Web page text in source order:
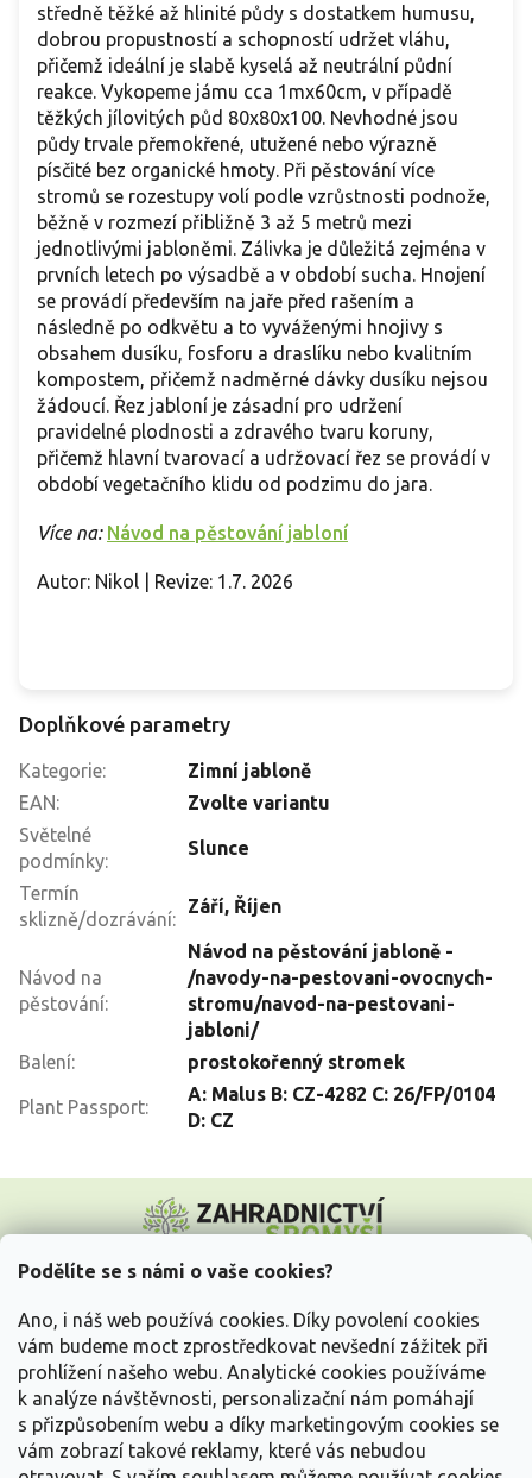
Podělíte se s námi o vaše cookies?
Ano, i náš web používá cookies. Díky povolení cookies
vám budeme moct zprostředkovat nevšední zážitek při
prohlížení našeho webu. Analytické cookies používáme
k analýze návštěvnosti, personalizační nám pomáhají
s přizpůsobením webu a díky marketingovým cookies se
vám zobrazí takové reklamy, které vás nebudou
středně těžké až hlinité půdy s dostatkem humusu,
dobrou propustností a schopností udržet vláhu,
přičemž ideální je slabě kyselá až neutrální půdní
reakce. Vykopeme jámu cca 1mx60cm, v případě
těžkých jílovitých půd 80x80x100. Nevhodné jsou
půdy trvale přemokřené, utužené nebo výrazně
písčité bez organické hmoty. Při pěstování více
stromů se rozestupy volí podle vzrůstnosti podnože,
běžně v rozmezí přibližně 3 až 5 metrů mezi
jednotlivými jabloněmi. Zálivka je důležitá zejména v
prvních letech po výsadbě a v období sucha. Hnojení
se provádí především na jaře před rašením a
následně po odkvětu a to vyváženými hnojivy s
obsahem dusíku, fosforu a draslíku nebo kvalitním
kompostem, přičemž nadměrné dávky dusíku nejsou
žádoucí. Řez jabloní je zásadní pro udržení
pravidelné plodnosti a zdravého tvaru koruny,
přičemž hlavní tvarovací a udržovací řez se provádí v
období vegetačního klidu od podzimu do jara.
Více na: Návod na pěstování jabloní
Autor: Nikol | Revize: 1.7. 2026
Doplňkové parametry
Kategorie:
Zimní jabloně
EAN:
Zvolte variantu
Světelné
podmínky:
Slunce
Termín
sklizně/dozrávání:
Září, Říjen
Návod na
pěstování:
Návod na pěstování jabloně -
/navody-na-pestovani-ovocnych-
stromu/navod-na-pestovani-
jabloni/
Balení: prostokořenný stromek
Plant Passport:
A: Malus B: CZ-4282 C: 26/FP/0104
D: CZ
p
Vše o nákupu
Informace pro Vás
Kontakujte nás